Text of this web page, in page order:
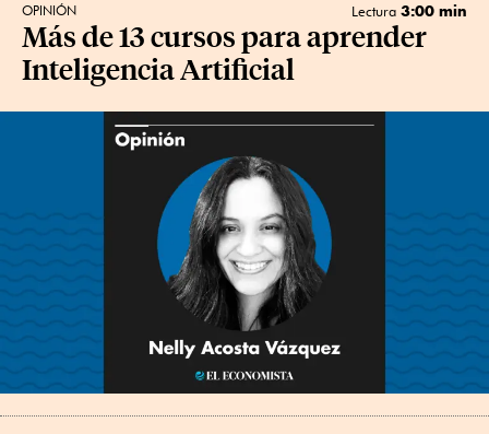
OPINIÓN Lectura 3:00 min
Más de 13 cursos para aprender
Inteligencia Artificial